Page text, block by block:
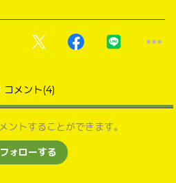
コメント(4)
ントすることができます。
フォローする